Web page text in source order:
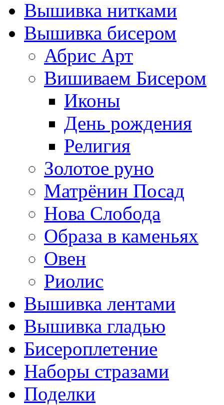
Вышивка нитками
Вышивка бисером
Абрис Арт
Вишиваем Бисером
Иконы
День рождения
Религия
Золотое руно
Матрёнин Посад
Нова Слобода
Образа в каменьях
Овен
Риолис
Вышивка лентами
Вышивка гладью
Бисероплетение
Наборы стразами
Поделки